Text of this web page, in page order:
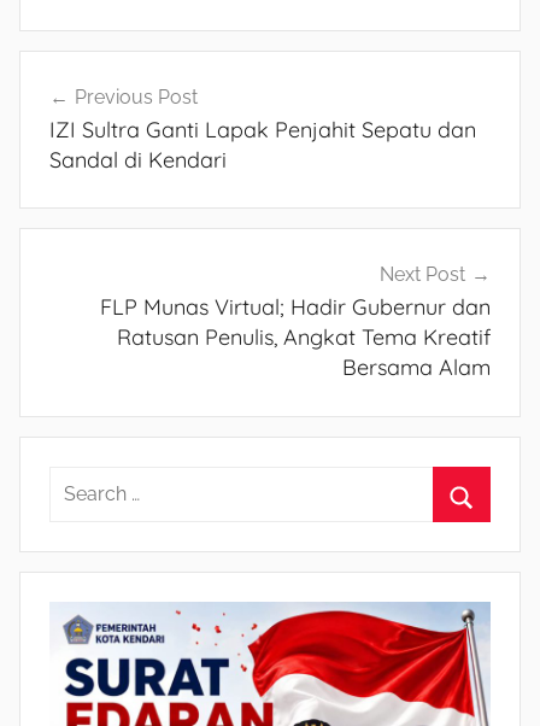
Navigasi
pos
Previous Post
IZI Sultra Ganti Lapak Penjahit Sepatu dan
Sandal di Kendari
Next Post
FLP Munas Virtual; Hadir Gubernur dan
Ratusan Penulis, Angkat Tema Kreatif
Bersama Alam
a
e
a
r
c
h